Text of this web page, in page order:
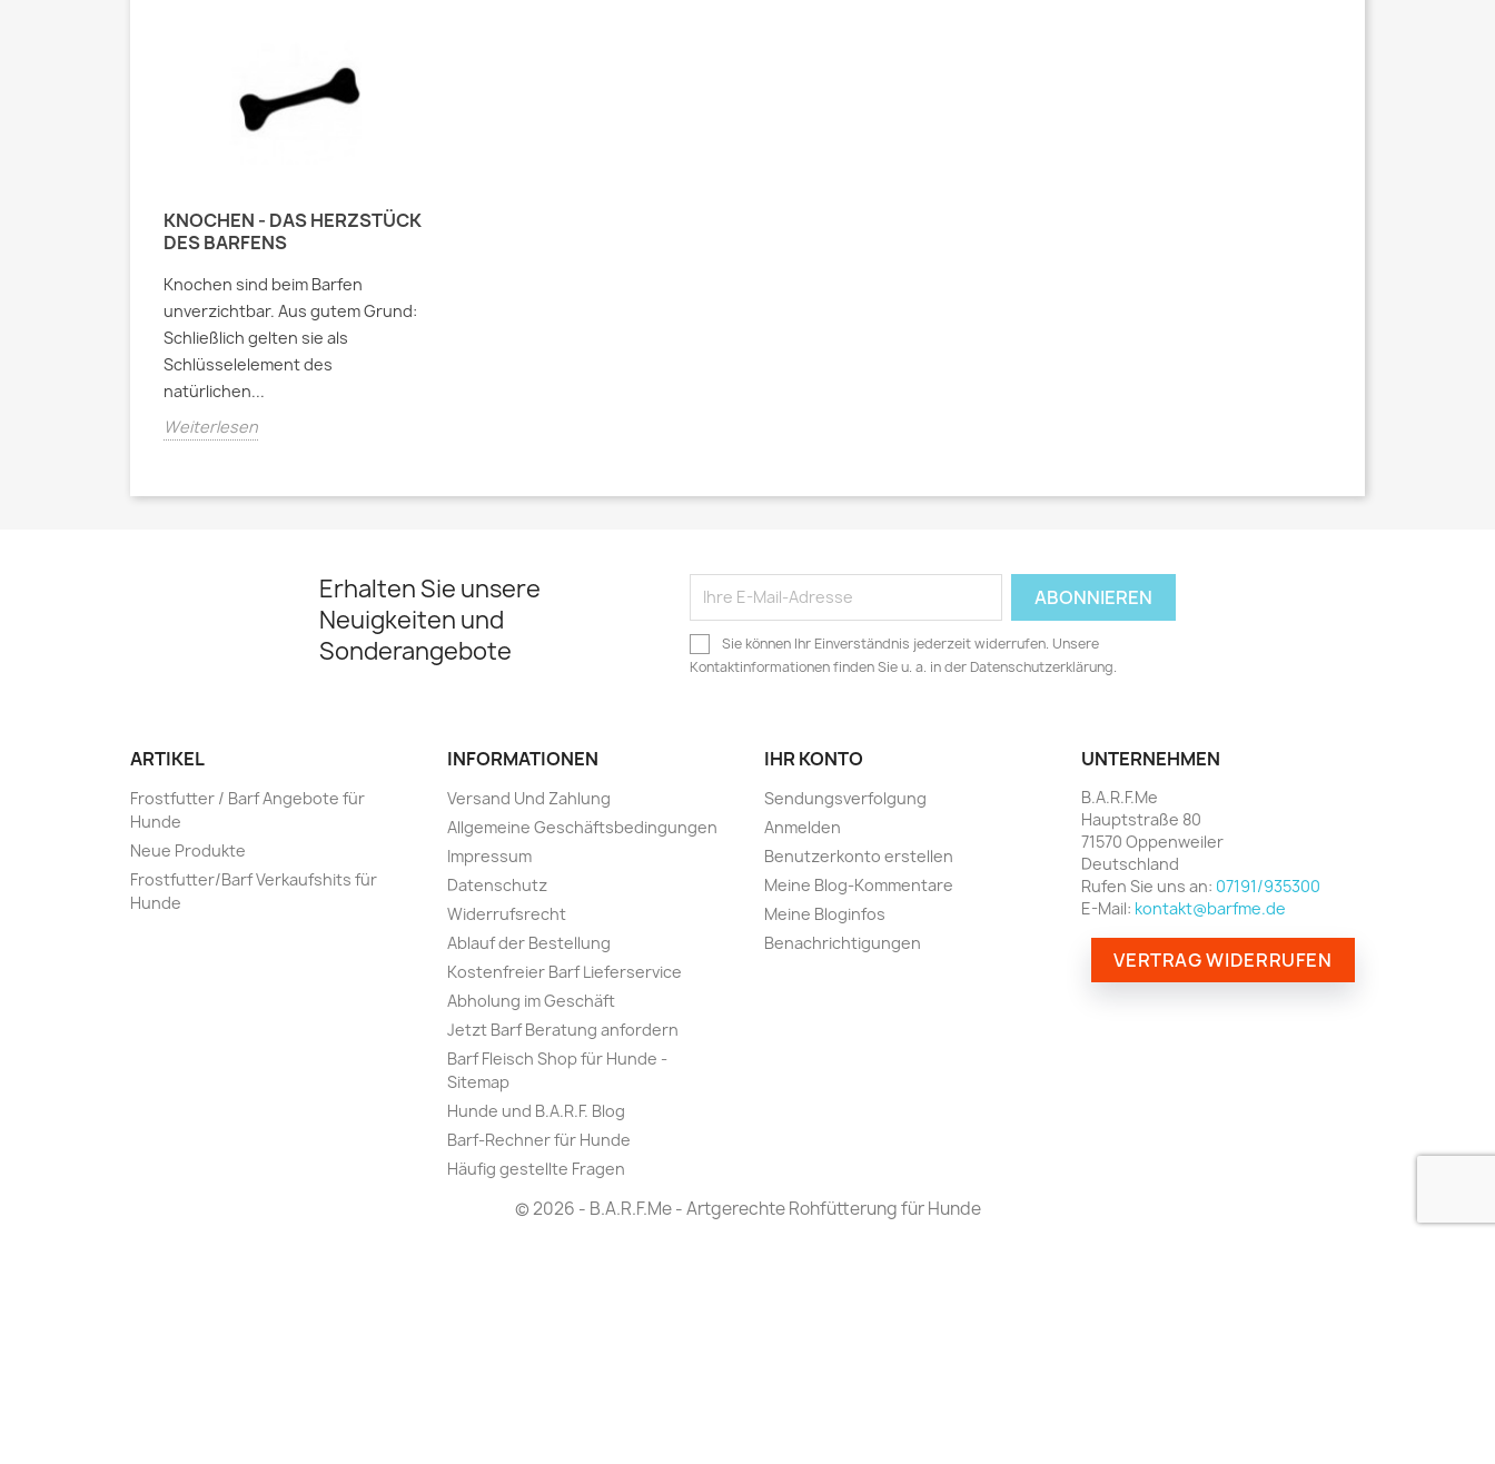
KNOCHEN - DAS HERZSTÜCK
DES BARFENS
Knochen sind beim Barfen
unverzichtbar. Aus gutem Grund:
Schließlich gelten sie als
Schlüsselelement des
natürlichen...
Weiterlesen
Erhalten Sie unsere
Neuigkeiten und
Sonderangebote
Sie können Ihr Einverständnis jederzeit widerrufen. Unsere
Kontaktinformationen finden Sie u. a. in der Datenschutzerklärung.
ARTIKEL
Frostfutter / Barf Angebote für
Hunde
Neue Produkte
Frostfutter/Barf Verkaufshits für
Hunde
INFORMATIONEN
Versand Und Zahlung
Allgemeine Geschäftsbedingungen
Impressum
Datenschutz
Widerrufsrecht
Ablauf der Bestellung
Kostenfreier Barf Lieferservice
Abholung im Geschäft
Jetzt Barf Beratung anfordern
Barf Fleisch Shop für Hunde -
Sitemap
Hunde und B.A.R.F. Blog
Barf-Rechner für Hunde
Häufig gestellte Fragen
IHR KONTO
Sendungsverfolgung
Anmelden
Benutzerkonto erstellen
Meine Blog-Kommentare
Meine Bloginfos
Benachrichtigungen
UNTERNEHMEN
B.A.R.F.Me
Hauptstraße 80
71570 Oppenweiler
Deutschland
Rufen Sie uns an: 07191/935300
E-Mail: kontakt@barfme.de
VERTRAG WIDERRUFEN
© 2026 - B.A.R.F.Me - Artgerechte Rohfütterung für Hunde